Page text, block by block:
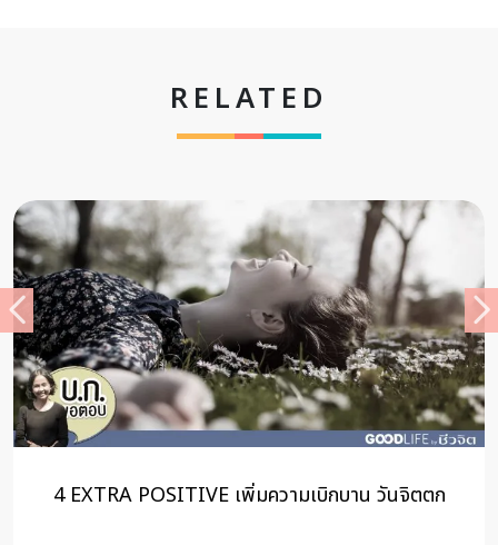
RELATED
เครื่องเทศช่วยฉลาด หุ่นดี อ่อนเยาว์ อายุยืน